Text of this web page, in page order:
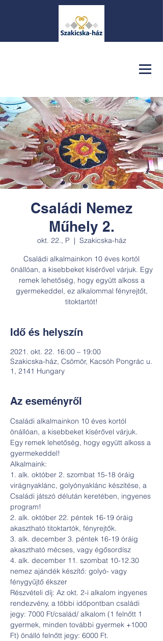
Családi Nemez
Műhely 2.
okt. 22., P
  |
Szakicska-ház
Családi alkalmainkon 10 éves kortól
önállóan, a kisebbeket kísérővel várjuk. Egy
remek lehetőség, hogy együtt alkoss a
gyermekeddel, ez alkalommal fényrejtőt,
titoktartót!
Idő és helyszín
2021. okt. 22. 16:00 – 19:00
Szakicska-ház, Csömör, Kacsóh Pongrác u.
1, 2141 Hungary
Az eseményről
Családi alkalmainkon 10 éves kortól
önállóan, a kisebbeket kísérővel várjuk.
Egy remek lehetőség, hogy együtt alkoss a
gyermekeddel!
Alkalmaink:
1. alk. október 2. szombat 15-18 óráig
virágnyaklánc, golyónyaklánc készítése, a
Családi játszó délután keretében, ingyenes
program!
2. alk. október 22. péntek 16-19 óráig
akasztható titoktartók, fényrejtők.
3. alk. december 3. péntek 16-19 óráig
akasztható mécses, vagy égősordísz
4. alk. december 11. szombat 10-12.30
nemez ajándék készítő: golyó- vagy
fénygyűjtő ékszer
Részvételi díj: Az okt. 2-i alkalom ingyenes
rendezvény, a többi időpontban családi
jegy: 7000 Ft/család/ alkalom (1 felnőtt 1
gyermek, minden további gyermek +1000
Ft) önálló felnőtt jegy: 6000 Ft.